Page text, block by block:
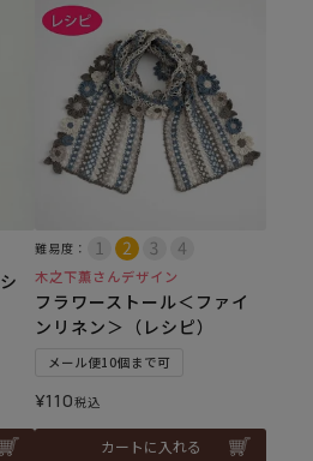
難易度：
木之下薫さんデザイン
フラワーストール＜ファイ
ンリネン＞（レシピ）
メール便10個まで可
¥110税込
カートに入れる